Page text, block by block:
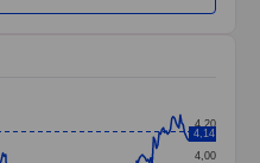
4,00
4,20
4,14